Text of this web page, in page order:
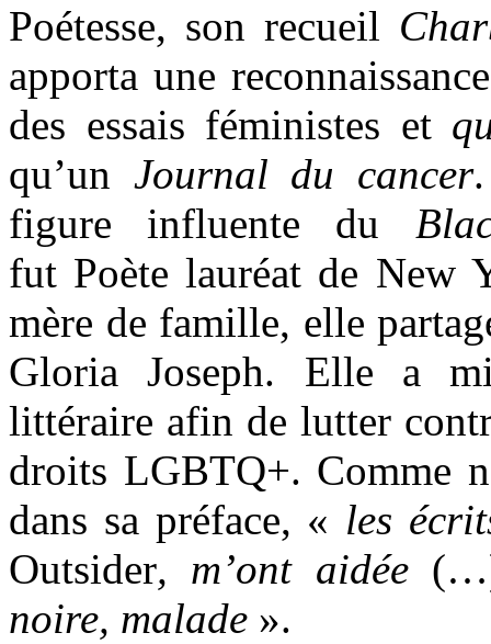
Poétesse, son recueil
apporta une
des essais féministes et
qu’un Journal du cancer
figure influente du
fut Poète lauréat de New
mère de famille, elle
Gloria Joseph. Elle a
littéraire afin de lutter
droits LGBTQ+. Comme
dans sa préface, « les
Outsider, m’ont aidée
noire, malade ».